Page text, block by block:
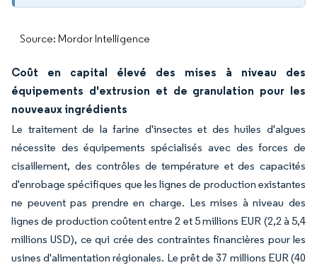
Source: Mordor Intelligence
Coût en capital élevé des mises à niveau des
équipements d'extrusion et de granulation pour les
nouveaux ingrédients
Le traitement de la farine d'insectes et des huiles d'algues
nécessite des équipements spécialisés avec des forces de
cisaillement, des contrôles de température et des capacités
d'enrobage spécifiques que les lignes de production existantes
ne peuvent pas prendre en charge. Les mises à niveau des
lignes de production coûtent entre 2 et 5 millions EUR (2,2 à 5,4
millions USD), ce qui crée des contraintes financières pour les
usines d'alimentation régionales. Le prêt de 37 millions EUR (40